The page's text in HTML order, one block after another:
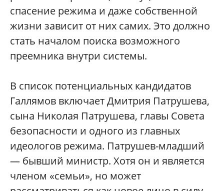
спасение режима и даже собственной
жизни зависит от них самих. Это должно
стать началом поиска возможного
преемника внутри системы.
В список потенциальных кандидатов
Галлямов включает Дмитрия Патрушева,
сына Николая Патрушева, главы Совета
безопасности и одного из главных
идеологов режима. Патрушев-младший
— бывший министр. Хотя он и является
членом «семьи», но может